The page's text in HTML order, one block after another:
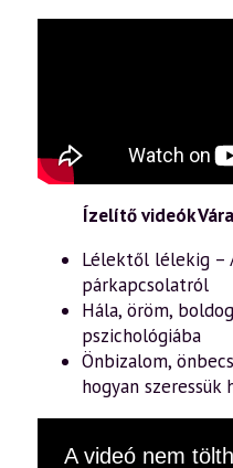
Ízelítő videók
Lélektől lélekig –
párkapcsolatról
Hála, öröm,
pszichológiába
Önbizalom,
hogyan szeressük
A videó nem